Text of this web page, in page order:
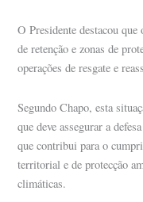
O Presidente destacou
de retenção e zonas de
operações de resgate e
Segundo Chapo, esta
que deve assegurar a
que contribui para o
territorial e de protecção
climáticas.